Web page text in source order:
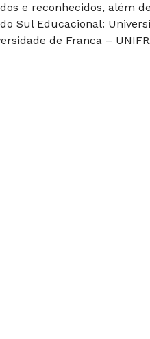
e reconhecidos, além
Sul Educacional:
de Franca –